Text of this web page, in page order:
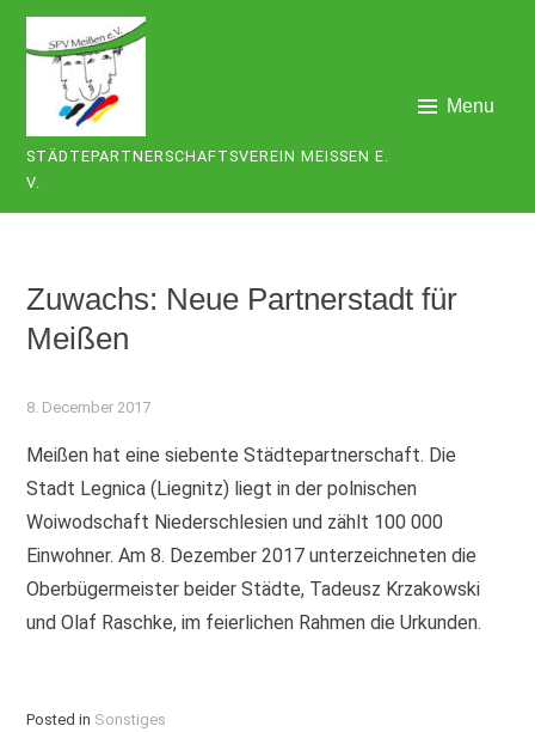
Skip
content
STÄDTEPARTNERSCHAFTSVEREIN MEISSEN E. V
.
Menu
Zuwachs: Neue Partnerstadt für
Meißen
8. December 2017
Meißen hat eine siebente Städtepartnerschaft. Die
Stadt Legnica (Liegnitz) liegt in der polnischen
Woiwodschaft Niederschlesien und zählt 100 000
Einwohner. Am 8. Dezember 2017 unterzeichneten die
Oberbügermeister beider Städte, Tadeusz Krzakowski
und Olaf Raschke, im feierlichen Rahmen die Urkunden.
Posted in Sonstiges